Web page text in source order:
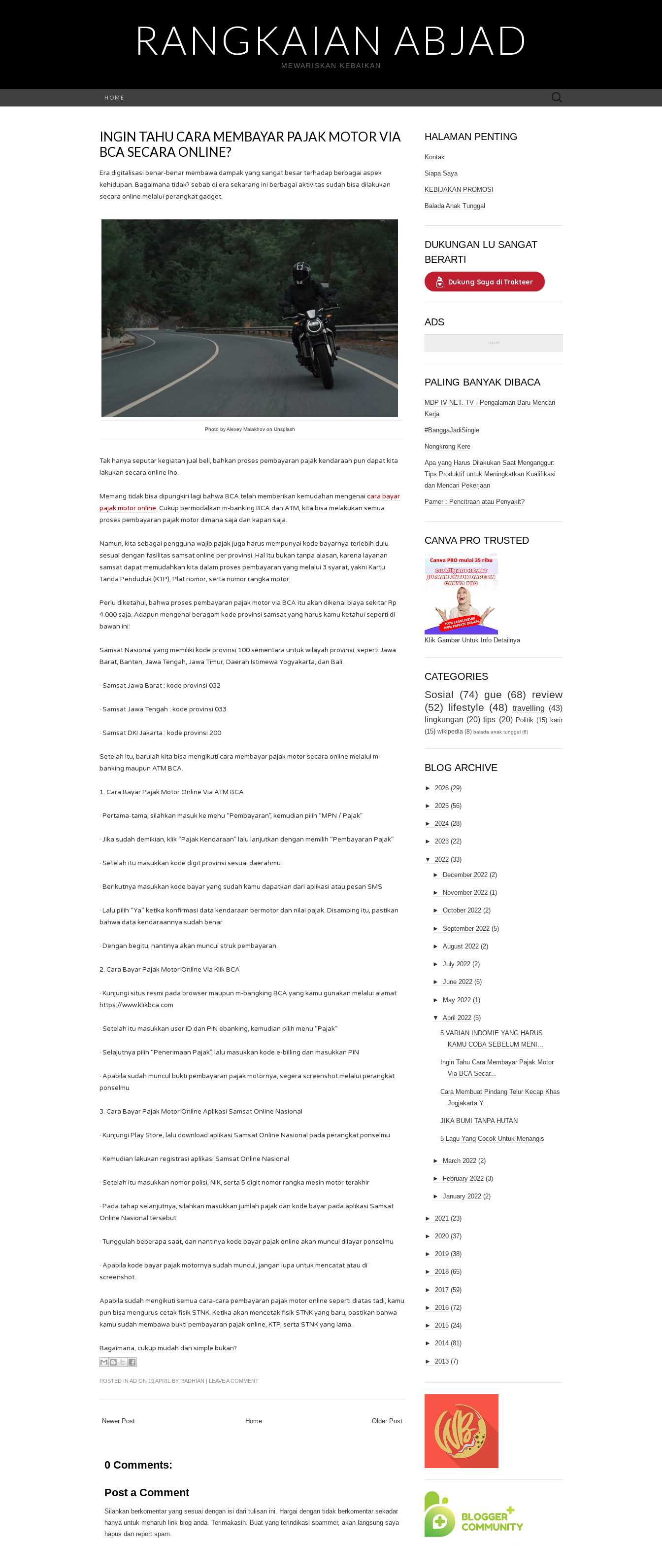
RANGKAIAN ABJAD
MEWARISKAN KEBAIKAN
HOME
Search
for:
INGIN TAHU CARA MEMBAYAR PAJAK MOTOR VIA
BCA SECARA ONLINE?
Era digitalisasi benar-benar membawa dampak yang sangat besar terhadap berbagai aspek
kehidupan. Bagaimana tidak? sebab di era sekarang ini berbagai aktivitas sudah bisa dilakukan
secara online melalui perangkat gadget.
Photo by Alexey Malakhov on Unsplash
Tak hanya seputar kegiatan jual beli, bahkan proses pembayaran pajak kendaraan pun dapat kita
lakukan secara online lho.
Memang tidak bisa dipungkiri lagi bahwa BCA telah memberikan kemudahan mengenai cara bayar
pajak motor online. Cukup bermodalkan m-banking BCA dan ATM, kita bisa melakukan semua
proses pembayaran pajak motor dimana saja dan kapan saja.
Namun, kita sebagai pengguna wajib pajak juga harus mempunyai kode bayarnya terlebih dulu
sesuai dengan fasilitas samsat online per provinsi. Hal itu bukan tanpa alasan, karena layanan
samsat dapat memudahkan kita dalam proses pembayaran yang melalui 3 syarat, yakni Kartu
Tanda Penduduk (KTP), Plat nomor, serta nomor rangka motor.
Perlu diketahui, bahwa proses pembayaran pajak motor via BCA itu akan dikenai biaya sekitar Rp
4.000 saja. Adapun mengenai beragam kode provinsi samsat yang harus kamu ketahui seperti di
bawah ini:
Samsat Nasional yang memiliki kode provinsi 100 sementara untuk wilayah provinsi, seperti Jawa
Barat, Banten, Jawa Tengah, Jawa Timur, Daerah Istimewa Yogyakarta, dan Bali.
· Samsat Jawa Barat : kode provinsi 032
· Samsat Jawa Tengah : kode provinsi 033
· Samsat DKI Jakarta : kode provinsi 200
Setelah itu, barulah kita bisa mengikuti cara membayar pajak motor secara online melalui m-
banking maupun ATM BCA.
1. Cara Bayar Pajak Motor Online Via ATM BCA
· Pertama-tama, silahkan masuk ke menu “Pembayaran”, kemudian pilih “MPN / Pajak”
· Jika sudah demikian, klik “Pajak Kendaraan” lalu lanjutkan dengan memilih “Pembayaran Pajak”
· Setelah itu masukkan kode digit provinsi sesuai daerahmu
· Berikutnya masukkan kode bayar yang sudah kamu dapatkan dari aplikasi atau pesan SMS
· Lalu pilih “Ya“ ketika konfirmasi data kendaraan bermotor dan nilai pajak. Disamping itu, pastikan
bahwa data kendaraannya sudah benar
· Dengan begitu, nantinya akan muncul struk pembayaran.
2. Cara Bayar Pajak Motor Online Via Klik BCA
· Kunjungi situs resmi pada browser maupun m-bangking BCA yang kamu gunakan melalui alamat
https://www.klikbca.com
· Setelah itu masukkan user ID dan PIN ebanking, kemudian pilih menu “Pajak”
· Selajutnya pilih “Penerimaan Pajak”, lalu masukkan kode e-billing dan masukkan PIN
· Apabila sudah muncul bukti pembayaran pajak motornya, segera screenshot melalui perangkat
ponselmu
3. Cara Bayar Pajak Motor Online Aplikasi Samsat Online Nasional
· Kunjungi Play Store, lalu download aplikasi Samsat Online Nasional pada perangkat ponselmu
· Kemudian lakukan registrasi aplikasi Samsat Online Nasional
· Setelah itu masukkan nomor polisi, NIK, serta 5 digit nomor rangka mesin motor terakhir
· Pada tahap selanjutnya, silahkan masukkan jumlah pajak dan kode bayar pada aplikasi Samsat
Online Nasional tersebut
· Tunggulah beberapa saat, dan nantinya kode bayar pajak online akan muncul dilayar ponselmu
· Apabila kode bayar pajak motornya sudah muncul, jangan lupa untuk mencatat atau di
screenshot.
Apabila sudah mengikuti semua cara-cara pembayaran pajak motor online seperti diatas tadi, kamu
pun bisa mengurus cetak fisik STNK. Ketika akan mencetak fisik STNK yang baru, pastikan bahwa
kamu sudah membawa bukti pembayaran pajak online, KTP, serta STNK yang lama.
Bagaimana, cukup mudah dan simple bukan?
POSTED IN AD ON 19 APRIL BY RADHIAN | LEAVE A COMMENT
Newer Post Older Post
Home
0 Comments:
Post a Comment
Silahkan berkomentar yang sesuai dengan isi dari tulisan ini. Hargai dengan tidak berkomentar sekadar
hanya untuk menaruh link blog anda. Terimakasih. Buat yang terindikasi spammer, akan langsung saya
hapus dan report spam.
HALAMAN PENTING
Kontak
Siapa Saya
KEBIJAKAN PROMOSI
Balada Anak Tunggal
DUKUNGAN LU SANGAT
BERARTI
Dukung Saya di Trakteer
ADS
PALING BANYAK DIBACA
MDP IV NET. TV - Pengalaman Baru Mencari
Kerja
#BanggaJadiSingle
Nongkrong Kere
Apa yang Harus Dilakukan Saat Menganggur:
Tips Produktif untuk Meningkatkan Kualifikasi
dan Mencari Pekerjaan
Pamer : Pencitraan atau Penyakit?
CANVA PRO TRUSTED
Klik Gambar Untuk Info Detailnya
CATEGORIES
Sosial (74) gue (68)
review
(52) lifestyle (48) travelling (43)
lingkungan (20) tips (20) Politik (15) karir
(15) wikipedia (8) balada anak tunggal (6)
BLOG ARCHIVE
► 2026 (29)
► 2025 (56)
► 2024 (28)
► 2023 (22)
▼ 2022 (33)
► December 2022 (2)
► November 2022 (1)
► October 2022 (2)
► September 2022 (5)
► August 2022 (2)
► July 2022 (2)
► June 2022 (6)
► May 2022 (1)
▼ April 2022 (5)
5 VARIAN INDOMIE YANG HARUS
KAMU COBA SEBELUM MENI...
Ingin Tahu Cara Membayar Pajak Motor
Via BCA Secar...
Cara Membuat Pindang Telur Kecap Khas
Jogjakarta Y...
JIKA BUMI TANPA HUTAN
5 Lagu Yang Cocok Untuk Menangis
► March 2022 (2)
► February 2022 (3)
► January 2022 (2)
► 2021 (23)
► 2020 (37)
► 2019 (38)
► 2018 (65)
► 2017 (59)
► 2016 (72)
► 2015 (24)
► 2014 (81)
► 2013 (7)